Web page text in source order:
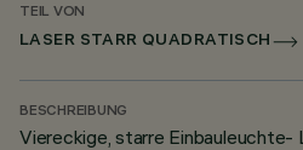
TEIL VON
LASER STARR QUADRATISCH
BESCHREIBUNG
Viereckige, starre Einbauleuchte-